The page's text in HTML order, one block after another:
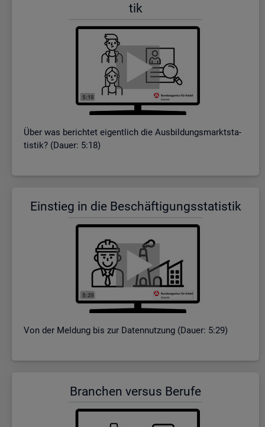
tik
Über was be­rich­tet ei­gent­lich die Aus­bil­dungs­markt­sta­
tis­tik? (Dauer: 5:18)
Ein­stieg in die Be­schäf­ti­gungs­sta­tis­tik
Von der Mel­dung bis zur Da­ten­nut­zung (Dauer: 5:29)
Bran­chen ver­sus Be­ru­fe